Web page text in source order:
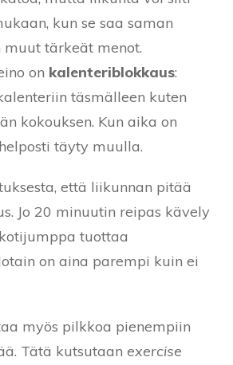
kun se saa saman
tärkeät menot.
on kalenteriblokkaus:
täsmälleen kuten
kokouksen. Kun aika on
täyty muulla.
että liikunnan pitää
Jo 20 minuutin reipas kävely
tuottaa
on aina parempi kuin ei
myös pilkkoa pienempiin
Tätä kutsutaan exercise